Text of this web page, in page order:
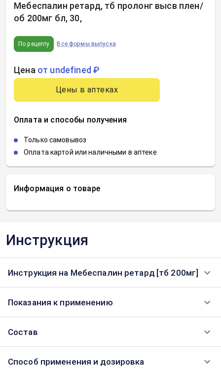
Информация о товаре
Мебеспалин ретард, тб пролонг высв плен/
об 200мг бл, 30,
По рецепту Все формы выпуска
Цена от undefined ₽
Цены в аптеках
Оплата и способы получения
Только самовывоз
Оплата картой или наличными в аптеке
Инструкция
Инструкция на Мебеспалин ретард [тб 200мг]
Показания к применению
Состав
Способ применения и дозировка